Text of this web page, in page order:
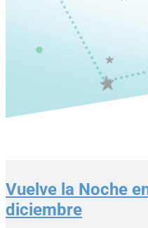
Vuelve la Noche
diciembre